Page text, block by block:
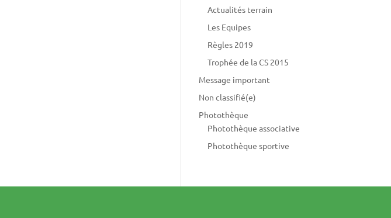
Actualités terrain
Les Equipes
Règles 2019
Trophée de la CS 2015
Message important
Non classifié(e)
Photothèque
Photothèque associative
Photothèque sportive